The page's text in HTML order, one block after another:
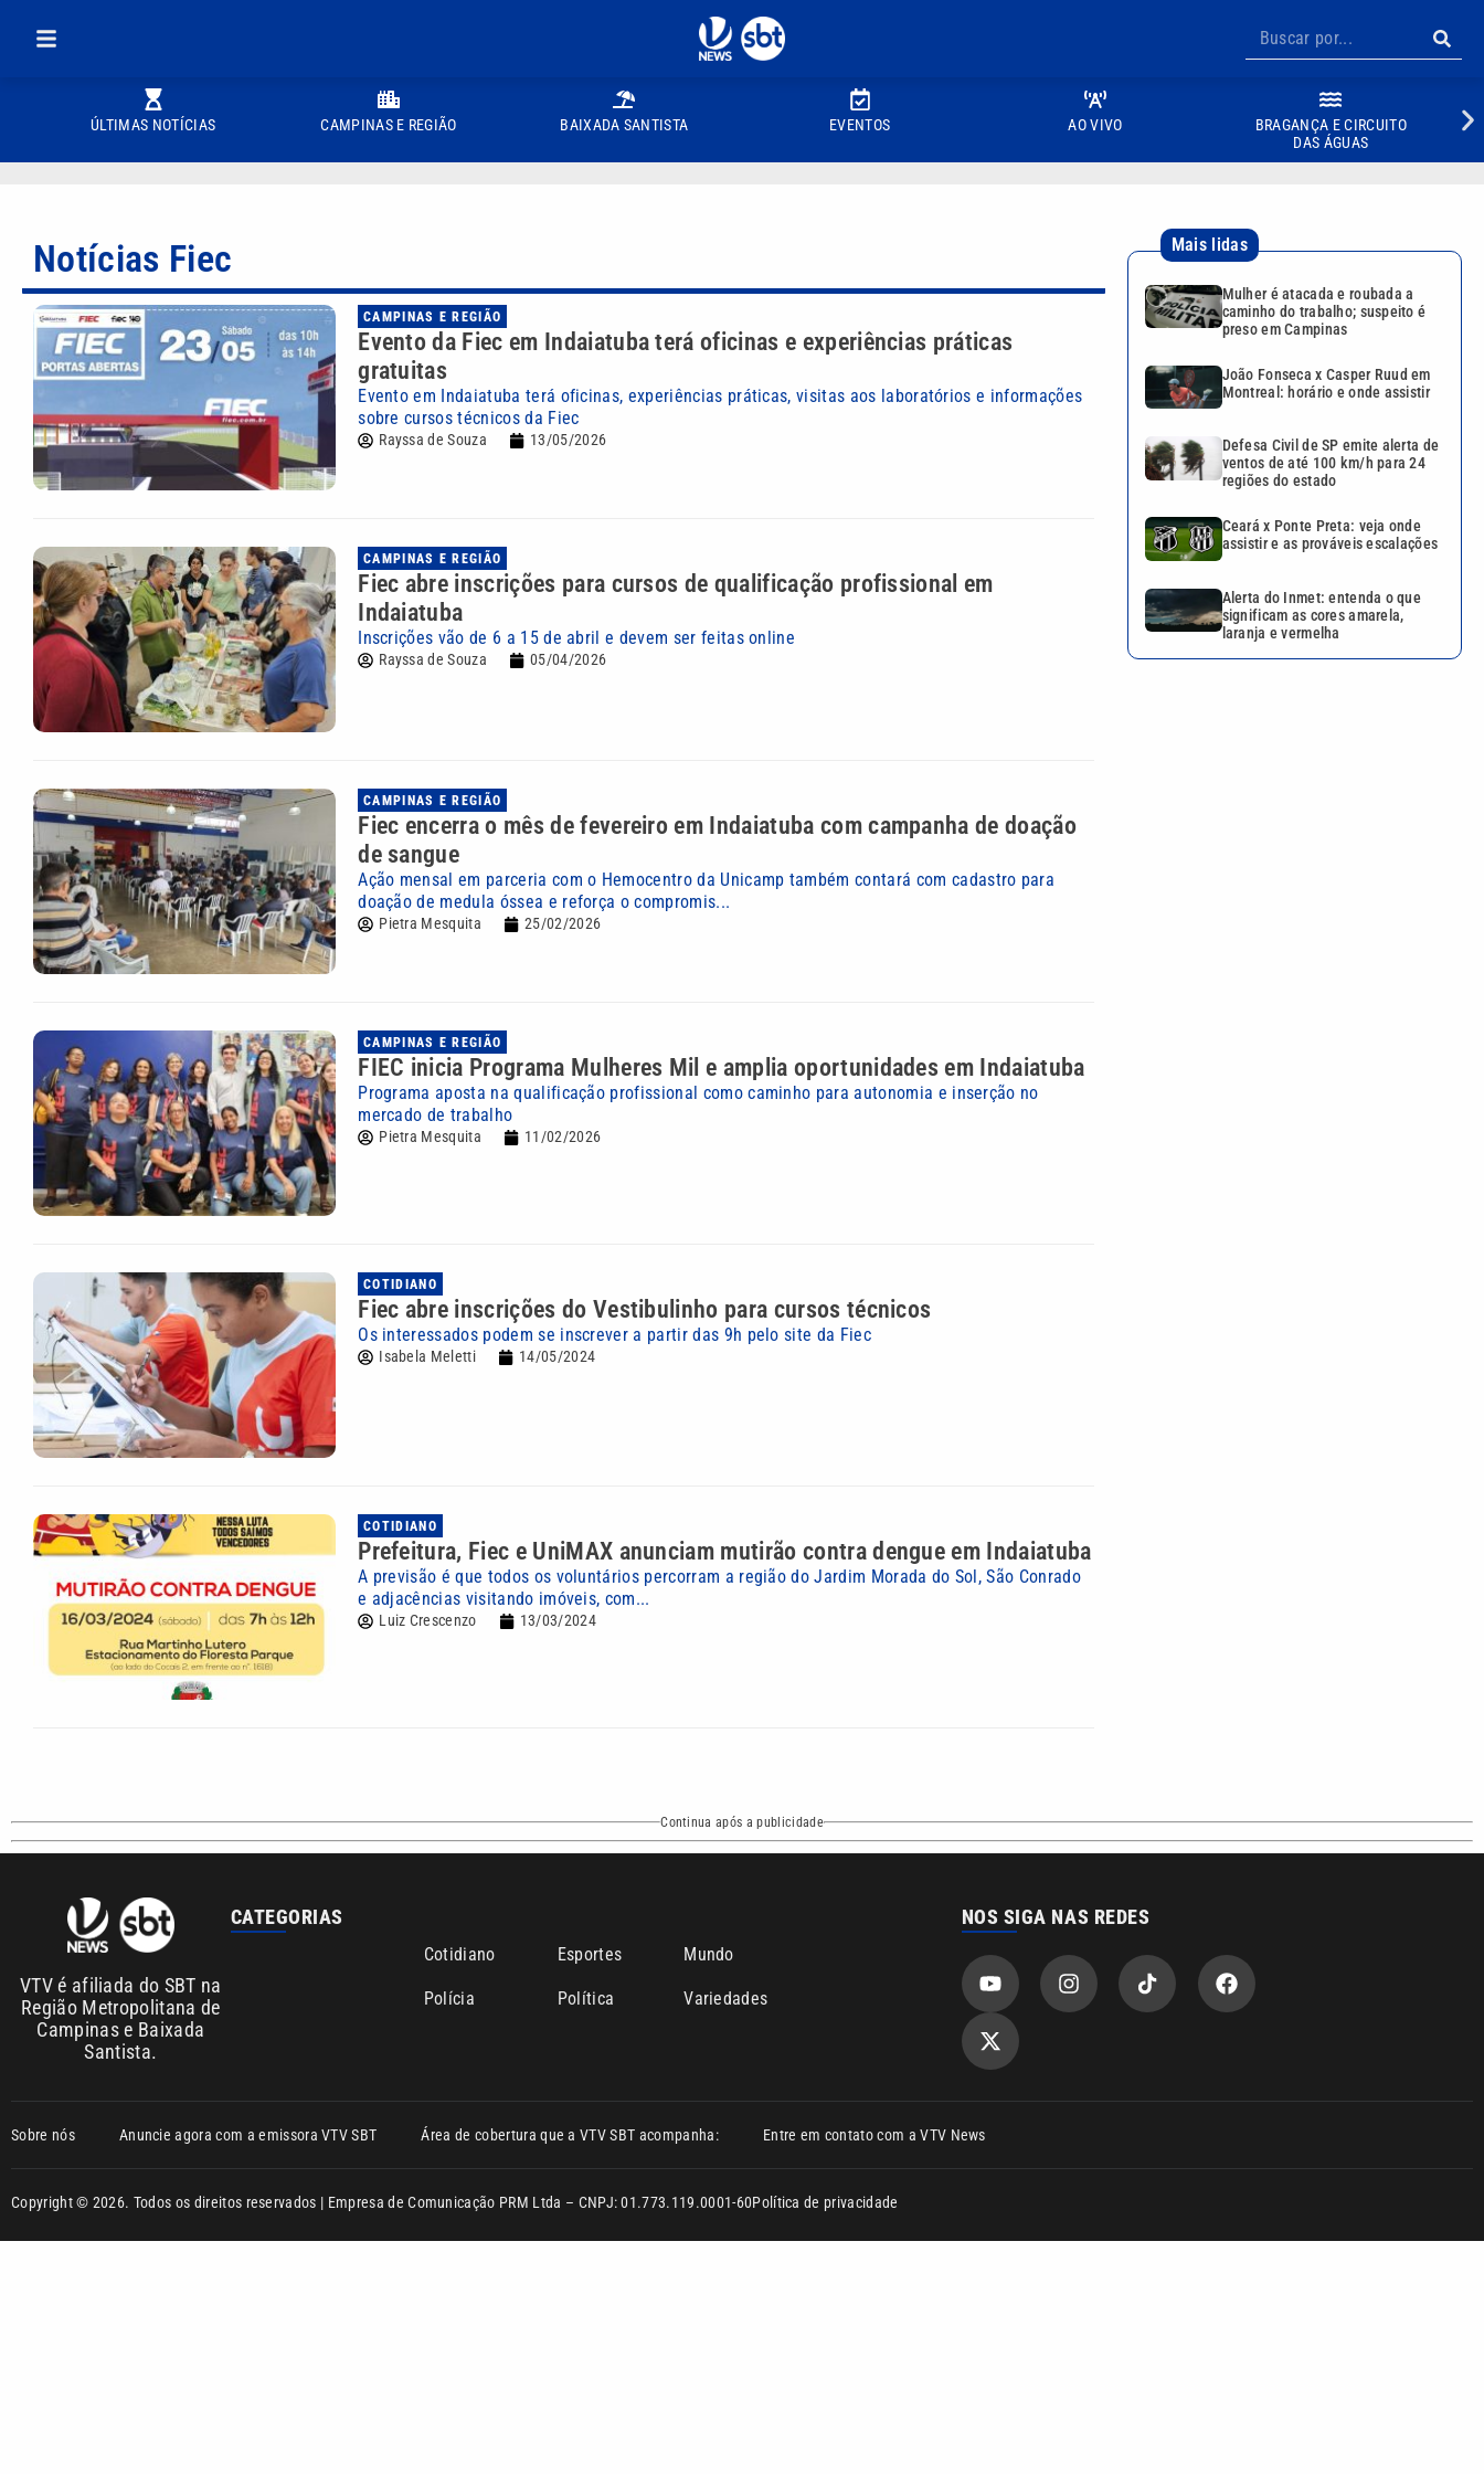
ÚLTIMAS NOTÍCIAS CAMPINAS E REGIÃO BAIXADA SANTISTA EVENTOS AO VIVO
BRAGANÇA E CIRCUITO
DAS ÁGUAS
Notícias Fiec
CAMPINAS E REGIÃO
Evento da Fiec em Indaiatuba terá oficinas e experiências práticas
gratuitas
Evento em Indaiatuba terá oficinas, experiências práticas, visitas aos laboratórios e informações
sobre cursos técnicos da Fiec
Rayssa de Souza 13/05/2026
CAMPINAS E REGIÃO
Fiec abre inscrições para cursos de qualificação profissional em
Indaiatuba
Inscrições vão de 6 a 15 de abril e devem ser feitas online
Rayssa de Souza 05/04/2026
CAMPINAS E REGIÃO
Fiec encerra o mês de fevereiro em Indaiatuba com campanha de doação
de sangue
Ação mensal em parceria com o Hemocentro da Unicamp também contará com cadastro para
doação de medula óssea e reforça o compromis...
Pietra Mesquita 25/02/2026
CAMPINAS E REGIÃO
FIEC inicia Programa Mulheres Mil e amplia oportunidades em Indaiatuba
Programa aposta na qualificação profissional como caminho para autonomia e inserção no
mercado de trabalho
Pietra Mesquita 11/02/2026
COTIDIANO
Fiec abre inscrições do Vestibulinho para cursos técnicos
Os interessados podem se inscrever a partir das 9h pelo site da Fiec
Isabela Meletti 14/05/2024
COTIDIANO
Prefeitura, Fiec e UniMAX anunciam mutirão contra dengue em Indaiatuba
A previsão é que todos os voluntários percorram a região do Jardim Morada do Sol, São Conrado
e adjacências visitando imóveis, com...
Luiz Crescenzo 13/03/2024
Mais lidas
Mulher é atacada e roubada a
caminho do trabalho; suspeito é
preso em Campinas
João Fonseca x Casper Ruud em
Montreal: horário e onde assistir
Defesa Civil de SP emite alerta de
ventos de até 100 km/h para 24
regiões do estado
Ceará x Ponte Preta: veja onde
assistir e as prováveis escalações
Alerta do Inmet: entenda o que
significam as cores amarela,
laranja e vermelha
Continua após a publicidade
VTV é afiliada do SBT na
Região Metropolitana de
Campinas e Baixada
Santista.
CATEGORIAS
Cotidiano Esportes Mundo
Polícia Política Variedades
NOS SIGA NAS REDES
Sobre nós Anuncie agora com a emissora VTV SBT Área de cobertura que a VTV SBT acompanha: Entre em contato com a VTV News
Copyright © 2026. Todos os direitos reservados | Empresa de Comunicação PRM Ltda – CNPJ: 01.773.119.0001-60Política de privacidade